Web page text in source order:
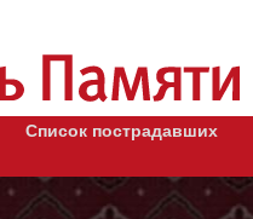
Список пострадавших